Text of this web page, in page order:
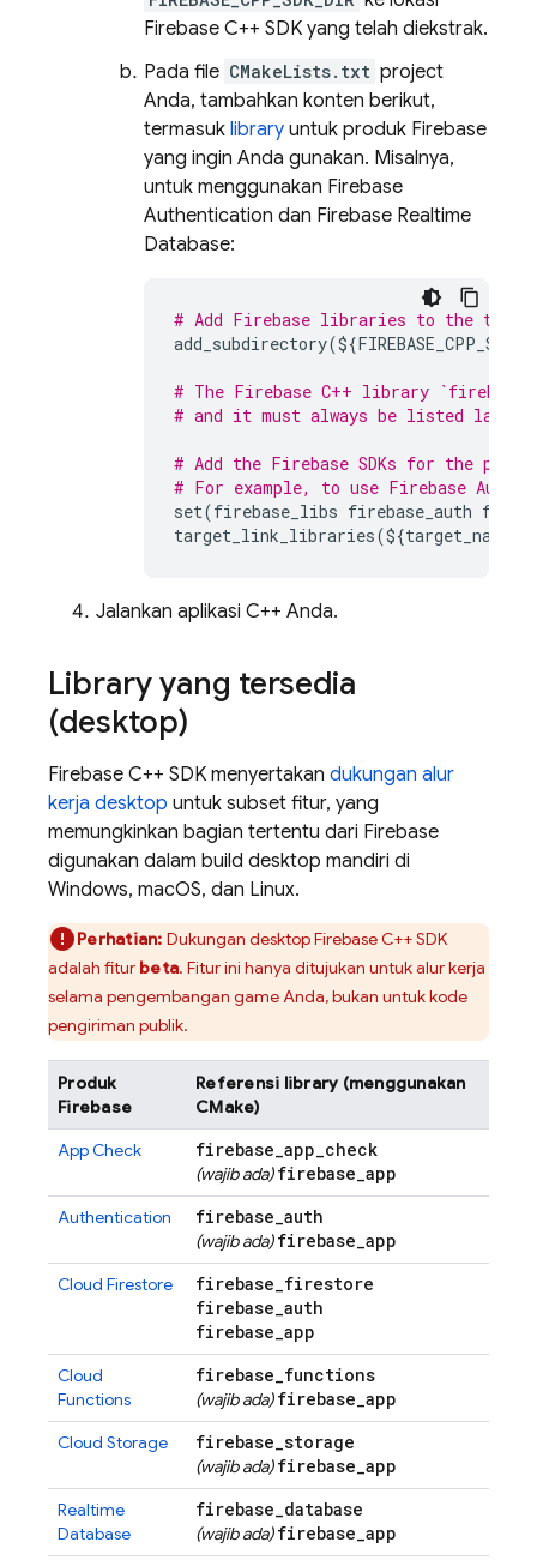
Firebase C++ SDK yang telah diekstrak.
Pada file CMakeLists.txt project
Anda, tambahkan konten berikut,
termasuk library untuk produk Firebase
yang ingin Anda gunakan. Misalnya,
untuk menggunakan Firebase
Authentication dan Firebase Realtime
Database:
# Add Firebase libraries to the
add_subdirectory(${
# The Firebase C++ library
# and it must always be listed last.
# Add the Firebase SDKs for the
# For example, to use Firebase
set(firebase_libs firebase_auth
target_link_libraries(${target_name
Jalankan aplikasi C++ Anda.
Library yang tersedia
(desktop)
Firebase C++ SDK menyertakan dukungan alur
kerja desktop untuk subset fitur, yang
memungkinkan bagian tertentu dari Firebase
digunakan dalam build desktop mandiri di
Windows, macOS, dan Linux.
Perhatian: Dukungan desktopFirebaseC++SDK
adalah fitur beta. Fitur ini hanya ditujukan untuk alur kerja
selama pengembangan game Anda, bukan untuk kode
pengiriman publik.
Produk
Firebase
Referensi library (menggunakan
CMake)
App Check
firebase_app_check
(wajib ada) firebase_app
Authentication firebase_auth
(wajib ada) firebase_app
Cloud Firestore firebase_firestore
firebase_auth
firebase_app
Cloud
Functions
firebase_functions
(wajib ada) firebase_app
Cloud Storage firebase_storage
(wajib ada) firebase_app
Realtime
Database
firebase_database
(wajib ada) firebase_app